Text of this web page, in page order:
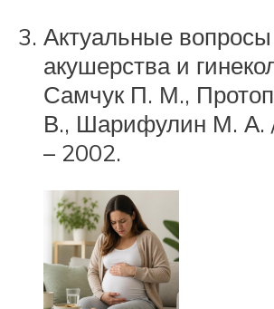
Актуальные вопросы
акушерства и
Самчук П. М.,
В., Шарифулин М. А.
– 2002.